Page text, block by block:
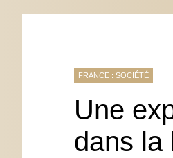
FRANCE : SOCIÉTÉ
Une
dans la